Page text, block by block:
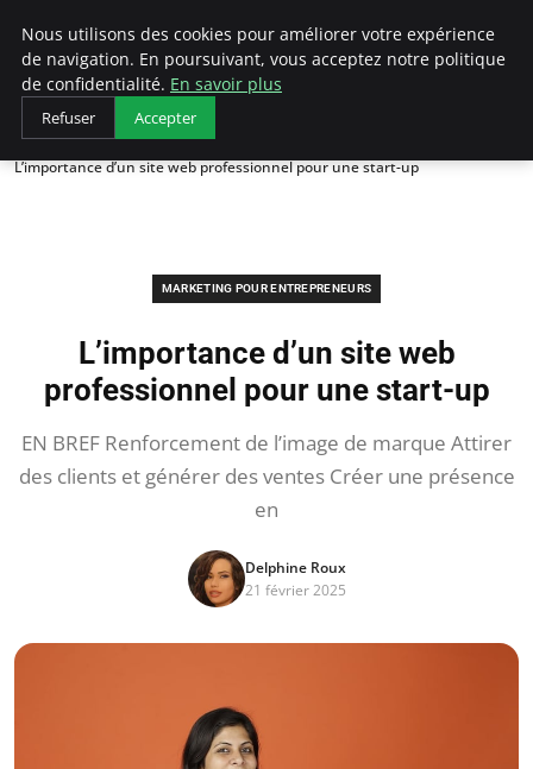
LECFCM
Accueil
Marketing pour entrepreneurs
L’importance d’un site web professionnel pour une start-up
MARKETING POUR ENTREPRENEURS
L’importance d’un site web
professionnel pour une start-up
EN BREF Renforcement de l’image de marque Attirer
des clients et générer des ventes Créer une présence
en
Delphine Roux
21 février 2025
Nous utilisons des cookies pour améliorer votre expérience
de navigation. En poursuivant, vous acceptez notre politique
de confidentialité. En savoir plus
Refuser Accepter